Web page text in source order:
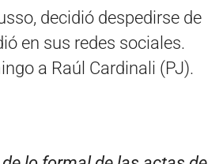
decidió despedirse de
en sus redes sociales.
a Raúl Cardinali (PJ).